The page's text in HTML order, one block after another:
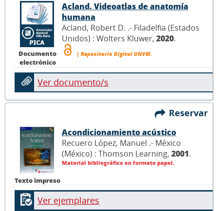
Documento
electrónico
Acland. Videoatlas de anatomía
humana
Acland, Robert D. .- Filadelfia (Estados
Unidos) : Wolters Kluwer, 2020.
| Repositorio Digital UNVM.
Ver documento/s
Reservar
Texto impreso
Acondicionamiento acústico
Recuero López, Manuel .- México
(México) : Thomson Learning, 2001.
Material bibliográfico en formato papel.
Ver ejemplares